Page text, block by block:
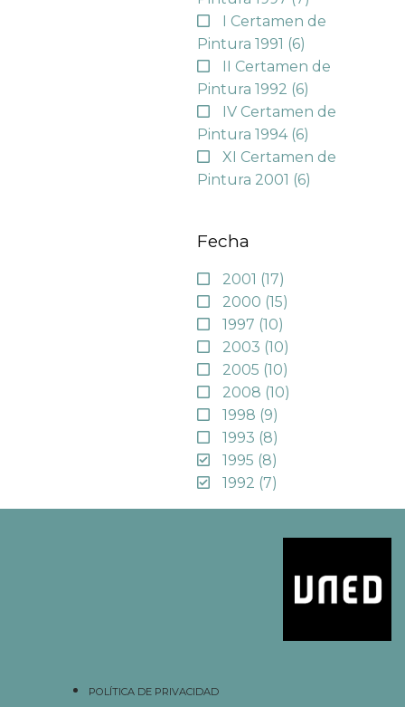
I Certamen de
Pintura 1991 (6)
II Certamen de
Pintura 1992 (6)
IV Certamen de
Pintura 1994 (6)
XI Certamen de
Pintura 2001 (6)
Fecha
2001 (17)
2000 (15)
1997 (10)
2003 (10)
2005 (10)
2008 (10)
1998 (9)
1993 (8)
1995 (8)
1992 (7)
POLÍTICA DE PRIVACIDAD